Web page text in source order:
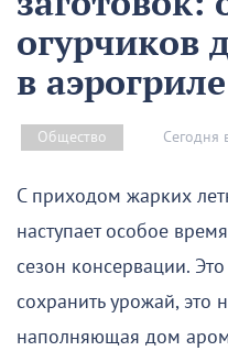
огурчиков
в аэрогриле
Общество Сегодня
С приходом жарких
наступает особое
сезон консервации.
сохранить урожай, это
наполняющая дом